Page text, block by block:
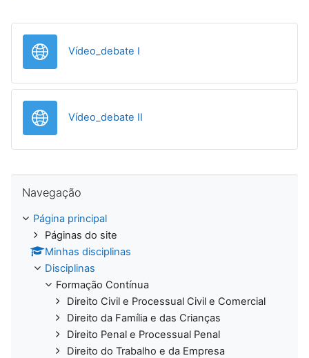
Vídeo_debate I
Vídeo_debate II
Navegação
Página principal
Páginas do site
Minhas disciplinas
Disciplinas
Formação Contínua
Direito Civil e Processual Civil e Comercial
Direito da Família e das Crianças
Direito Penal e Processual Penal
Direito do Trabalho e da Empresa